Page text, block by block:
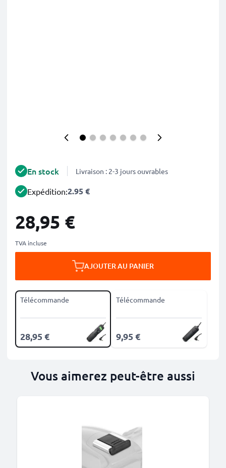
En stock Livraison : 2-3 jours ouvrables
Expédition:2.95 €
28,95 €
TVA incluse
AJOUTER AU PANIER
Télécommande
28,95 €
Télécommande
9,95 €
Vous aimerez peut-être aussi